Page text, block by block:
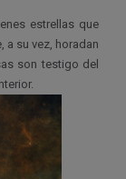
estrellas que
a su vez, horadan
son testigo del